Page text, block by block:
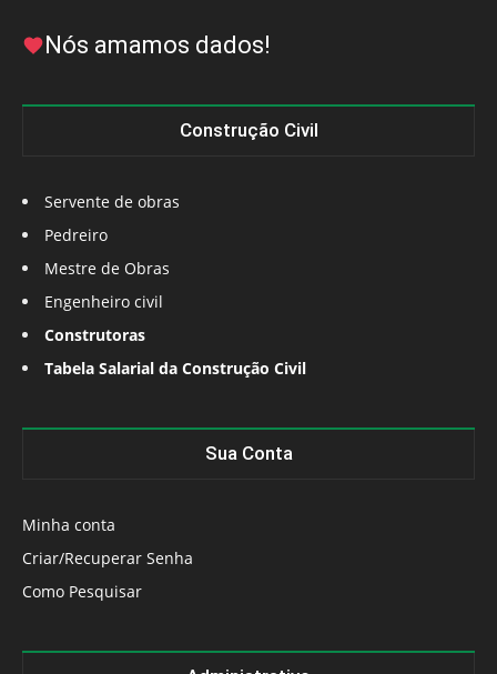
Nós amamos dados!
Construção Civil
Servente de obras
Pedreiro
Mestre de Obras
Engenheiro civil
Construtoras
Tabela Salarial da Construção Civil
Sua Conta
Minha conta
Criar/Recuperar Senha
Como Pesquisar